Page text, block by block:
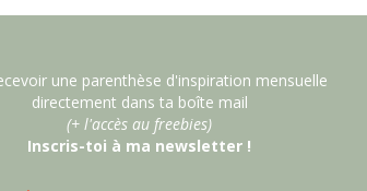
une parenthèse d'inspiration mensuelle
directement dans ta boîte mail
(+ l'accès au freebies)
Inscris-toi à ma newsletter !